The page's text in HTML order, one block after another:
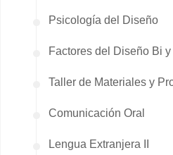
Psicología del Diseño
Factores del Diseño Bi y
Taller de Materiales y
Comunicación Oral
Lengua Extranjera II